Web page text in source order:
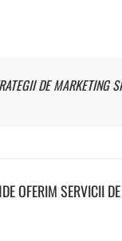
DE MARKETING
OFERIM SERVICII